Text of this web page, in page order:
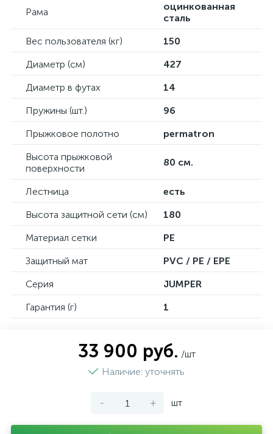
Рама
оцинкованная
сталь
Вес пользователя (кг)
150
Диаметр (см)
427
Диаметр в футах
14
Пружины (шт.)
96
Прыжковое полотно
permatron
Высота прыжковой
поверхности
80 см.
Лестница
есть
Высота защитной сети (см)
180
Материал сетки
PE
Защитный мат
PVC / PE / EPE
Серия
JUMPER
Гарантия (г)
1
33 900 руб. /шт
Наличие: уточнять
- + шт